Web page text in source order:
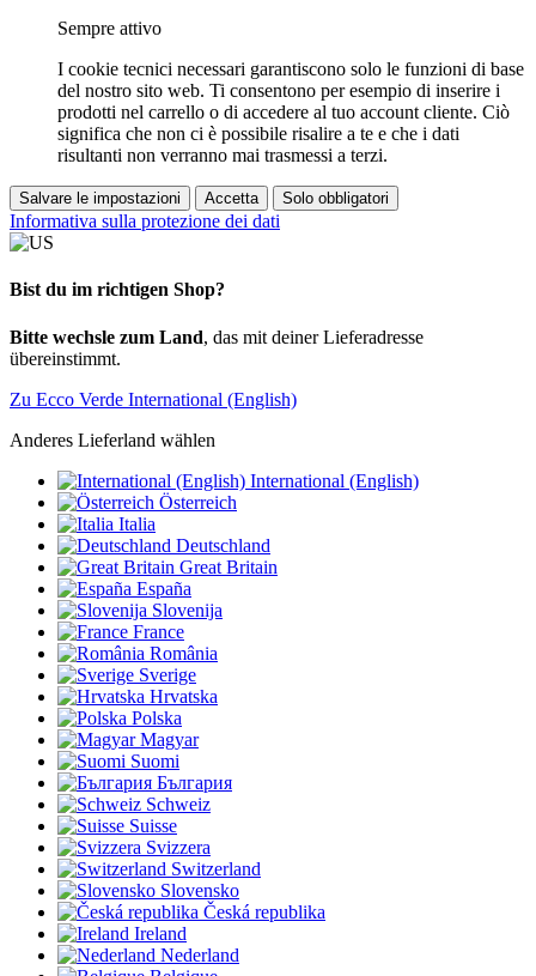
Sempre attivo
I cookie tecnici necessari garantiscono solo le funzioni di base
del nostro sito web. Ti consentono per esempio di inserire i
prodotti nel carrello o di accedere al tuo account cliente. Ciò
significa che non ci è possibile risalire a te e che i dati
risultanti non verranno mai trasmessi a terzi.
Salvare le impostazioni Accetta Solo obbligatori
Informativa sulla protezione dei dati
Bist du im richtigen Shop?
Bitte wechsle zum Land, das mit deiner Lieferadresse
übereinstimmt.
Zu Ecco Verde International (English)
Anderes Lieferland wählen
International (English)
Österreich
Italia
Deutschland
Great Britain
España
Slovenija
France
România
Sverige
Hrvatska
Polska
Magyar
Suomi
България
Schweiz
Suisse
Svizzera
Switzerland
Slovensko
Česká republika
Ireland
Nederland